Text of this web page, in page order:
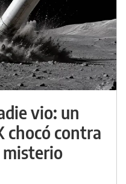
vio: un
chocó contra
misterio